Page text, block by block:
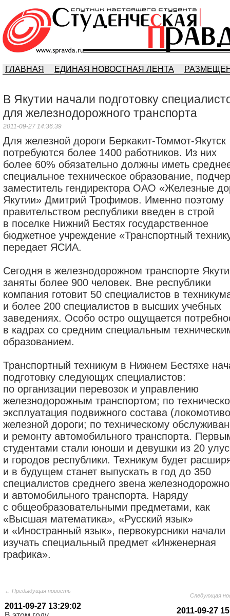
ГЛАВНАЯ ЕДИНАЯ НОВОСТНАЯ ЛЕНТА
В Якутии начали подготовку
для железнодорожного транспорта
2011-09-27 14:36:39
Для железной дороги Беркакит-Томмот-Якутск
потребуются более 1400 работников. Из них
более 60% обязательно должны иметь
специальное техническое образование,
заместитель гендиректора ОАО «Железные
Якутии» Дмитрий Трофимов. Именно поэтому
правительством республики введен в строй
в поселке Нижний Бестях государственное
бюджетное учреждение «Транспортный
передает ЯСИА.
Сегодня в железнодорожном транспорте
заняты более 900 человек. Вне республики
компания готовит 50 специалистов в
и более 200 специалистов в высших учебных
заведениях. Особо остро ощущается
в кадрах со средним специальным
образованием.
Транспортный техникум в Нижнем Бестяхе
подготовку следующих специалистов:
по организации перевозок и управлению
железнодорожным транспортом; по
эксплуатация подвижного состава
железной дороги; по техническому
и ремонту автомобильного транспорта.
студентами стали юноши и девушки из 20
и городов республики. Техникум будет
и в будущем станет выпускать в год до 350
специалистов среднего звена
и автомобильного транспорта. Наряду
с общеобразовательными предметами, как
«Высшая математика», «Русский язык»
и «Иностранный язык», первокурсники начали
изучать специальный предмет «Инженерная
графика».
← Предыдущая новость
2011-09-27 13:29:02
Следующая
2011-09-27